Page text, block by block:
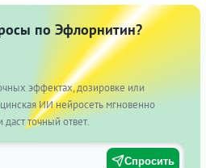
по Эфлорнитин?
эффектах, дозировке или
ИИ нейросеть мгновенно
точный ответ.
Спросить